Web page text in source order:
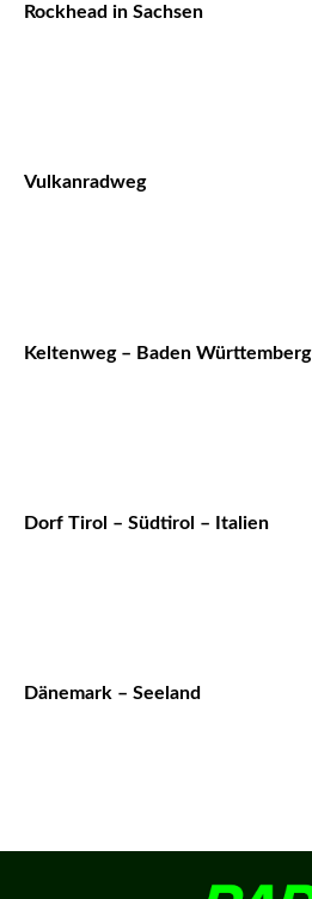
Rockhead in Sachsen
Vulkanradweg
Keltenweg – Baden Württemberg
Dorf Tirol – Südtirol – Italien
Dänemark – Seeland